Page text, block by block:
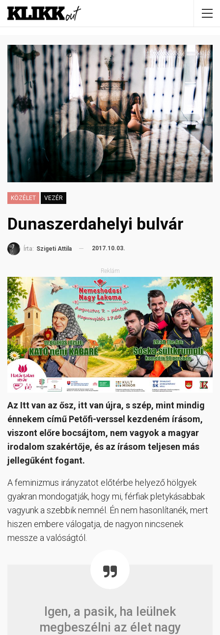
KÖZÉLET VEZÉR
Dunaszerdahelyi bulvár
Írta: Szigeti Attila 2017.10.03.
Reklám
Az Itt van az ősz, itt van újra, s szép, mint mindig
énnekem című Petőfi-verssel kezdeném írásom,
viszont előre bocsájtom, nem vagyok a magyar
irodalom szakértője, és az írásom teljesen más
jellegűként fogant.
A feminizmus irányzatot előtérbe helyező hölgyek
gyakran mondogatják, hogy mi, férfiak pletykásabbak
vagyunk a szebbik nemnél. Én nem hasonlítanék, mert
hiszen embere válogatja, de nagyon nincsenek
messze a valóságtól.
Igen, a pasik, ha leülnek
megbeszélni az élet nagy